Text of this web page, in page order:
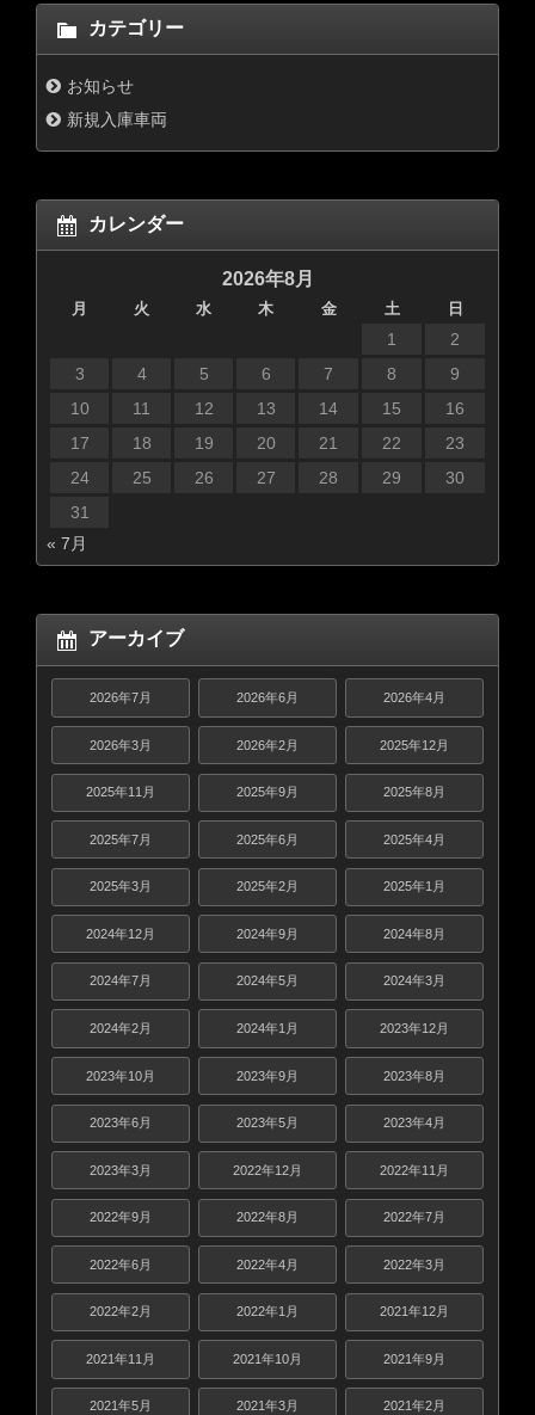
カテゴリー
お知らせ
新規入庫車両
カレンダー
2026年8月
月 火 水 木 金 土 日
1
2
3
4 5 6 7 8
9
10
11 12 13 14 15
16
17
18 19 20 21 22
23
24
25 26 27 28 29
30
31
« 7月
アーカイブ
2026年7月 2026年6月 2026年4月
2026年3月 2026年2月 2025年12月
2025年11月 2025年9月 2025年8月
2025年7月 2025年6月 2025年4月
2025年3月 2025年2月 2025年1月
2024年12月 2024年9月 2024年8月
2024年7月 2024年5月 2024年3月
2024年2月 2024年1月 2023年12月
2023年10月 2023年9月 2023年8月
2023年6月 2023年5月 2023年4月
2023年3月 2022年12月 2022年11月
2022年9月 2022年8月 2022年7月
2022年6月 2022年4月 2022年3月
2022年2月 2022年1月 2021年12月
2021年11月 2021年10月 2021年9月
2021年5月 2021年3月 2021年2月